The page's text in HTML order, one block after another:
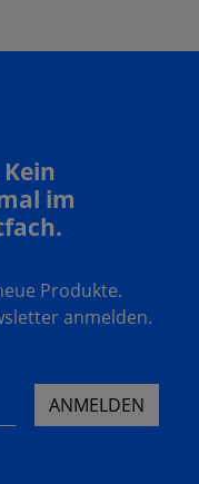
im
Produkte.
anmelden.
ANMELDEN